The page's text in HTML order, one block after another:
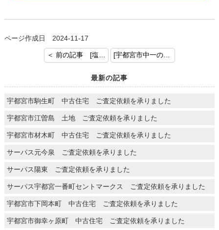
ページ作成日 2024-11-17
[宇都宮市中一の沢町 中古住宅 売却のご成約おめでとうございます] 次の記事 ＞
最新の記事
宇都宮市駒生町 中古住宅 ご査定依頼を承りました
宇都宮市江曽島 土地 ご査定依頼を承りました
宇都宮市材木町 中古住宅 ご査定依頼を承りました
サーパス元今泉 ご査定依頼を承りました
サーパス陽東 ご査定依頼を承りました
サーパス宇都宮一番町セントマークス ご査定依頼を承りました
宇都宮市下岡本町 中古住宅 ご査定依頼を承りました
宇都宮市御幸ヶ原町 中古住宅 ご査定依頼を承りました